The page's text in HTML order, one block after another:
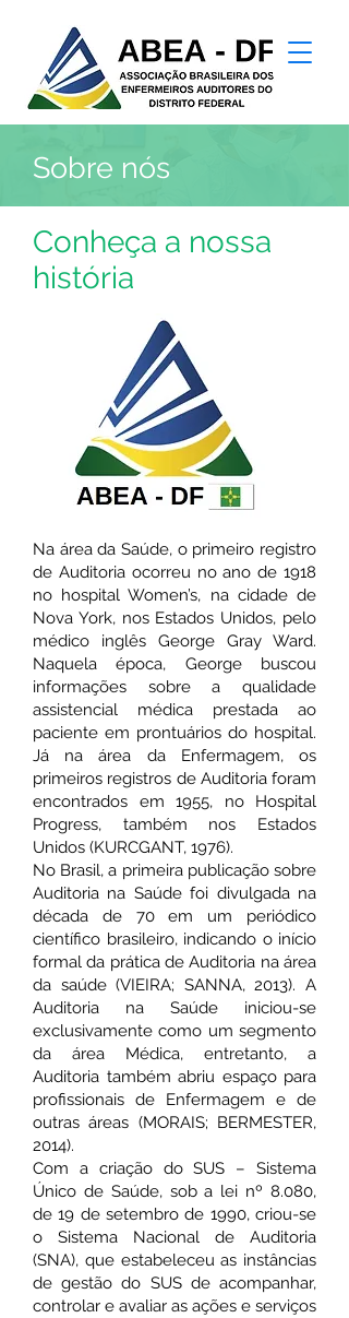
Sobre nós
Conheça a nossa
história
Na área da Saúde, o primeiro registro
de Auditoria ocorreu no ano de 1918
no hospital Women’s, na cidade de
Nova York, nos Estados Unidos, pelo
médico inglês George Gray Ward.
Naquela época, George buscou
informações sobre a qualidade
assistencial médica prestada ao
paciente em prontuários do hospital.
Já na área da Enfermagem, os
primeiros registros de Auditoria foram
encontrados em 1955, no Hospital
Progress, também nos Estados
Unidos (KURCGANT, 1976).
No Brasil, a primeira publicação sobre
Auditoria na Saúde foi divulgada na
década de 70 em um periódico
científico brasileiro, indicando o início
formal da prática de Auditoria na área
da saúde (VIEIRA; SANNA, 2013). A
Auditoria na Saúde iniciou-se
exclusivamente como um segmento
da área Médica, entretanto, a
Auditoria também abriu espaço para
profissionais de Enfermagem e de
outras áreas (MORAIS; BERMESTER,
2014).
Com a criação do SUS – Sistema
Único de Saúde, sob a lei nº 8.080,
de 19 de setembro de 1990, criou-se
o Sistema Nacional de Auditoria
(SNA), que estabeleceu as instâncias
de gestão do SUS de acompanhar,
controlar e avaliar as ações e serviços